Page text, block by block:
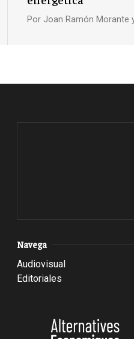
Por Joan Ramón Morante
Navega
Audiovisual
Editoriales